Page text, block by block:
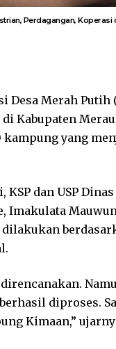
Perdagangan, Koperasi
Desa Merah Putih
Kabupaten
kampung yang
dan USP
Imakulata
dilakukan
diproses.
Kimaan,”